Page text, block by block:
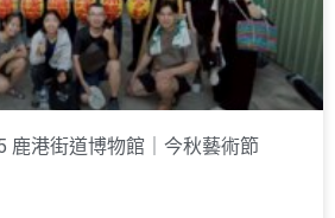
鹿港街道博物館｜今秋藝術節